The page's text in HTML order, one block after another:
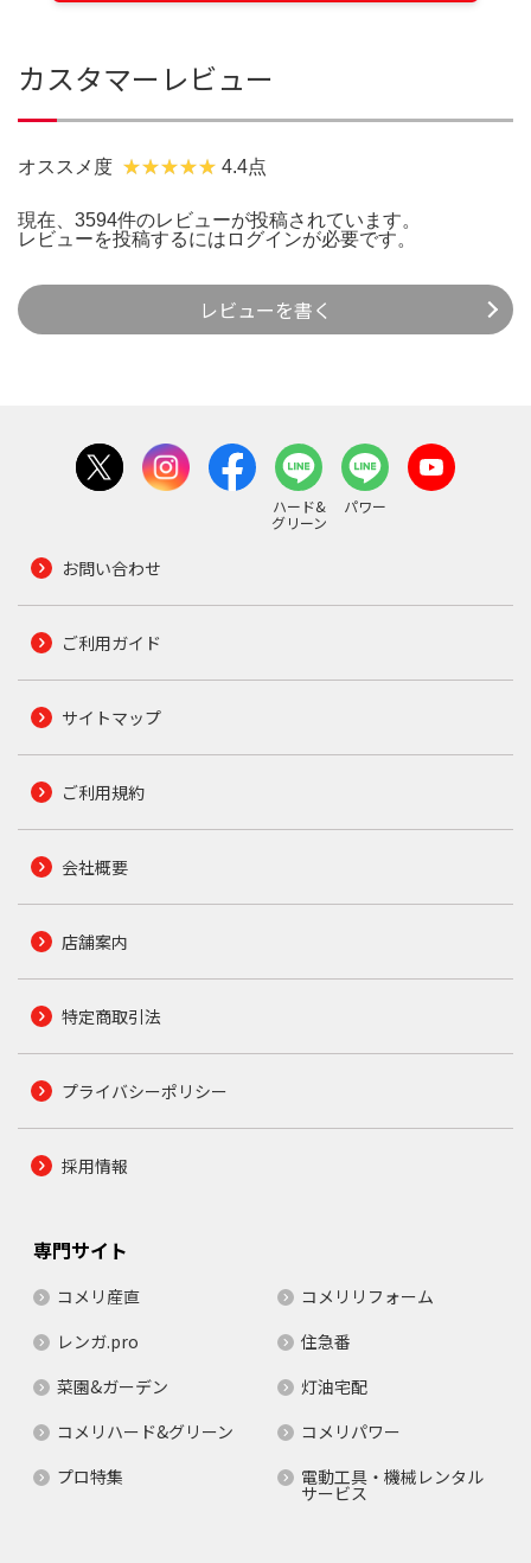
カスタマーレビュー
オススメ度 4.4点
現在、3594件のレビューが投稿されています。
レビューを投稿するには ログインが必要です。
レビューを書く
ハード&
グリーン
パワー
お問い合わせ
ご利用ガイド
サイトマップ
ご利用規約
会社概要
店舗案内
特定商取引法
プライバシーポリシー
採用情報
専門サイト
コメリ産直
コメリリフォーム
レンガ.pro
住急番
菜園&ガーデン
灯油宅配
コメリハード&グリーン
コメリパワー
プロ特集
電動工具・機械レンタル
サービス